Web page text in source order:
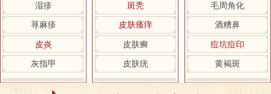
湿疹
荨麻疹
皮炎
灰指甲
斑秃
皮肤瘙痒
皮肤癣
皮肤疣
毛周角化
酒糟鼻
痘坑痘印
黄褐斑